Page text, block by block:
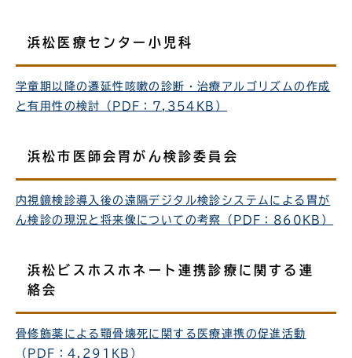
浜松医療センター小児科
学童期以降の遷延性咳嗽の診断・治療アルゴリズムの作成
と有用性の検討（PDF：7,354KB）
浜松市医師会胃がん検診委員会
内視鏡検診導入後の遠隔デジタル検診システムによる胃が
ん検診の現況と将来像についての考察（PDF：860KB）
浜松ビスホスホネート連携診療に関する連
絡会
骨修飾薬による顎骨壊死に関する医療連携の促進活動
（PDF：4,291KB）